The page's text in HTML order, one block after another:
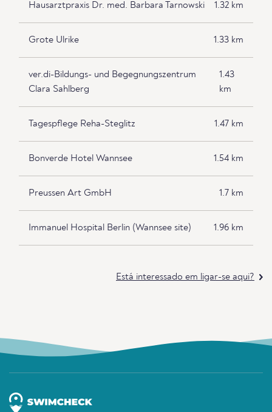
Hausarztpraxis Dr. med. Barbara Tarnowski 1.32 km
Grote Ulrike 1.33 km
ver.di-Bildungs- und Begegnungszentrum
Clara Sahlberg
1.43
km
Tagespflege Reha-Steglitz 1.47 km
Bonverde Hotel Wannsee 1.54 km
Preussen Art GmbH 1.7 km
Immanuel Hospital Berlin (Wannsee site) 1.96 km
Está interessado em ligar-se aqui?